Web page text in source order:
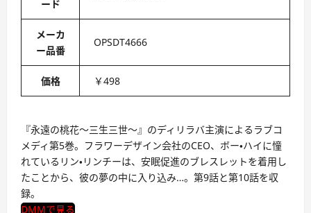
ード
メーカ
ー品番
OPSDT4666
価格 ￥498
『永遠の桃花～三生三世～』のディリラバ主演によるラブコ
メディ第5巻。フラワーデザイン会社のCEO、ボー・ハイに憧
れているリン・リンチーは、安眠促進のブレスレットを着用し
たことから、彼の夢の中に入り込み…。第9話と第10話を収
録。
DMMで見る